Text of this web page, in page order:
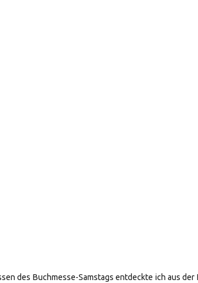
des Buchmesse-Samstags entdeckte ich aus der